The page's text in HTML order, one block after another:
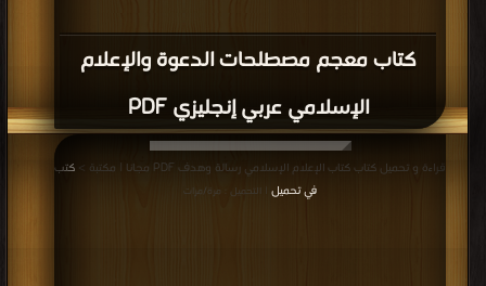
كتاب معجم مصطلحات الدعوة والإعلام
الإسلامي عربي إنجليزي PDF
قراءة و تحميل كتاب كتاب الإعلام الإسلامي رسالة وهدف PDF مجانا | مكتبة >
كتب
في تحميل
| التحميل : مرة/مرات